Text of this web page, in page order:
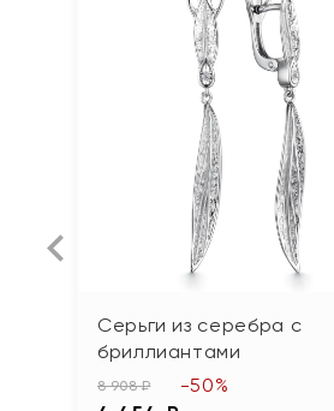
Серьги из серебра с
бриллиантами
8 908 ₽ -50%